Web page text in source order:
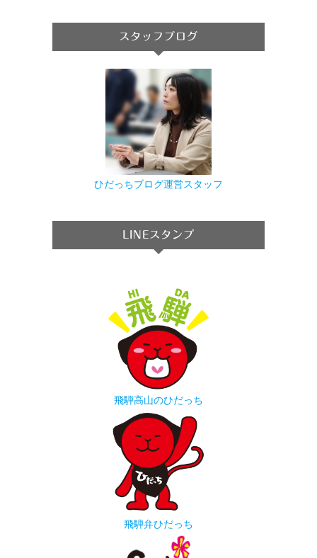
スタッフブログ
ひだっちブログ運営スタッフ
LINEスタンプ
飛騨高山のひだっち
飛騨弁ひだっち